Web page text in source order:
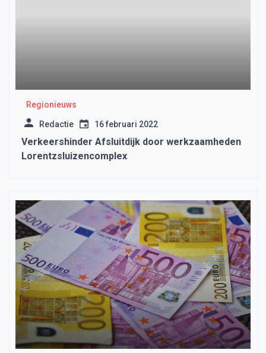
Regionieuws
Redactie 16 februari 2022
Verkeershinder Afsluitdijk door werkzaamheden
Lorentzsluizencomplex